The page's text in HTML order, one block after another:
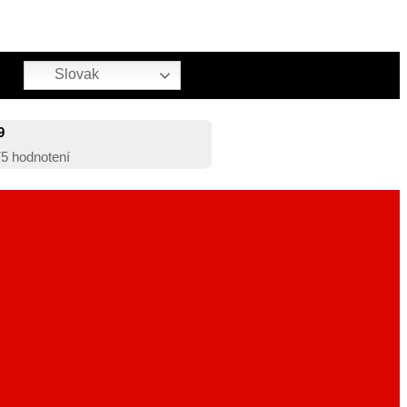
Slovak
hodnotení